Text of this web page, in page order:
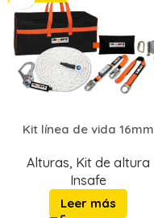
Kit línea de vida 16mm
Alturas, Kit de altura
Insafe
Leer más